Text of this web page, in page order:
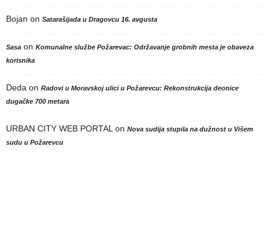
Bojan on Satarašijada u Dragovcu 16. avgusta
Sasa on Komunalne službe Požarevac: Održavanje grobnih mesta je obaveza
korisnika
Deda on Radovi u Moravskoj ulici u Požarevcu: Rekonstrukcija deonice
dugačke 700 metara
URBAN CITY WEB PORTALon Nova sudija stupila na dužnost u Višem
sudu u Požarevcu